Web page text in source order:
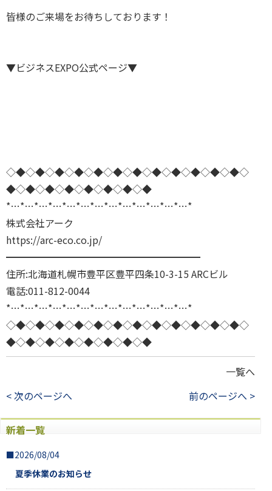
皆様のご来場をお待ちしております！
▼ビジネスEXPO公式ページ▼
◇◆◇◆◇◆◇◆◇◆◇◆◇◆◇◆◇◆◇◆◇◆◇◆◇
◆◇◆◇◆◇◆◇◆◇◆◇◆◇◆
*…*…*…*…*…*…*…*…*…*…*…*…*…*
株式会社アーク
https://arc-eco.co.jp/
━━━━━━━━━━━━━━━━━━━━
住所:北海道札幌市豊平区豊平四条10-3-15 ARCビル
電話:011-812-0044
*…*…*…*…*…*…*…*…*…*…*…*…*…*
◇◆◇◆◇◆◇◆◇◆◇◆◇◆◇◆◇◆◇◆◇◆◇◆◇
◆◇◆◇◆◇◆◇◆◇◆◇◆◇◆
一覧へ
< 次のページへ
前のページへ >
新着一覧
■2026/08/04
夏季休業のお知らせ